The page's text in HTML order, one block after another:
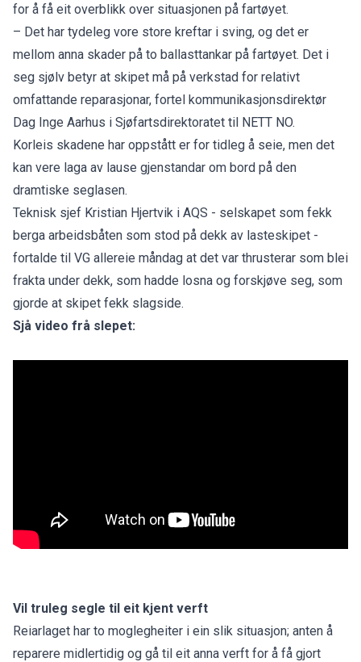
for å få eit overblikk over situasjonen på fartøyet.
– Det har tydeleg vore store kreftar i sving, og det er
mellom anna skader på to ballasttankar på fartøyet. Det i
seg sjølv betyr at skipet må på verkstad for relativt
omfattande reparasjonar, fortel kommunikasjonsdirektør
Dag Inge Aarhus i Sjøfartsdirektoratet til NETT NO.
Korleis skadene har oppstått er for tidleg å seie, men det
kan vere laga av lause gjenstandar om bord på den
dramtiske seglasen.
Teknisk sjef Kristian Hjertvik i AQS - selskapet som fekk
berga arbeidsbåten som stod på dekk av lasteskipet -
fortalde til VG allereie måndag at det var thrusterar som blei
frakta under dekk, som hadde losna og forskjøve seg, som
gjorde at skipet fekk slagside.
Sjå video frå slepet:
Vil truleg segle til eit kjent verft
Reiarlaget har to moglegheiter i ein slik situasjon; anten å
reparere midlertidig og gå til eit anna verft for å få gjort